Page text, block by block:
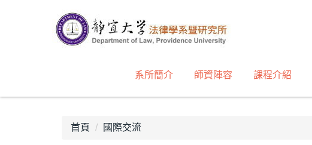
區
系所簡介 師資陣容 課程介紹
首頁 國際交流